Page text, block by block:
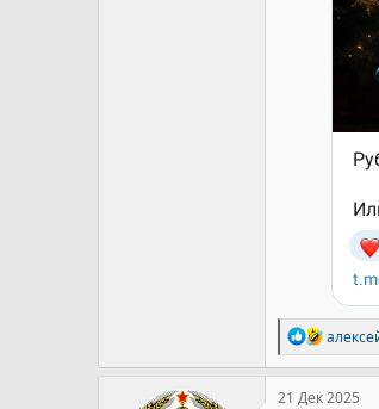
Р
е
а
к
21 Дек 2025